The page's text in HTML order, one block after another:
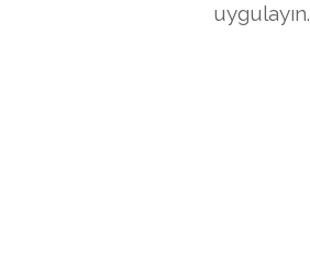
uygulayın.